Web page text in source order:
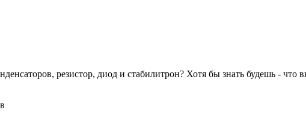
резистор, диод и стабилитрон? Хотя бы знать будешь - что